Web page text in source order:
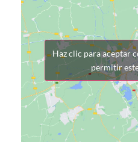
Haz clic para aceptar
permitir